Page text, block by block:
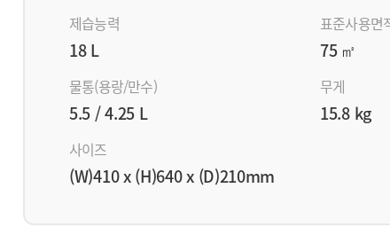
제습능력
18 L
표준사용면
75 ㎡
물통(용랑/만수)
5.5 / 4.25 L
무게
15.8 kg
사이즈
(W)410 x (H)640 x (D)210mm